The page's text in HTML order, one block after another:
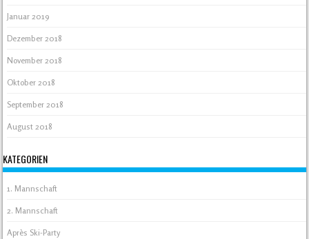
Januar 2019
Dezember 2018
November 2018
Oktober 2018
September 2018
August 2018
KATEGORIEN
1. Mannschaft
2. Mannschaft
Après Ski-Party